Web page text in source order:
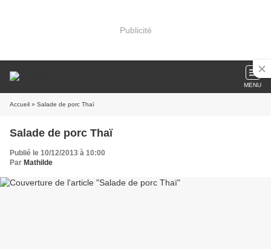
Publicité
MENU
Accueil » Salade de porc Thaï
Salade de porc Thaï
Publié le 10/12/2013 à 10:00
Par Mathilde